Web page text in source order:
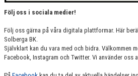
Följ oss i sociala medier!
Följ oss gärna på våra digitala plattformar. Här
Solberga BK.
Självklart kan du vara med och bidra. Välkommen
Facebook, Instagram och Twitter. Vi använder oss